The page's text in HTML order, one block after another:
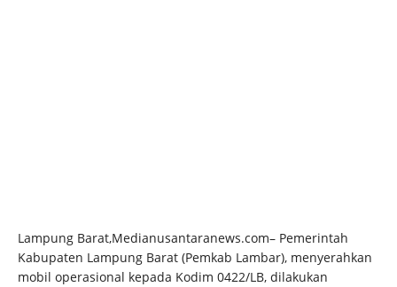
Lampung Barat,Medianusantaranews.com– Pemerintah
Kabupaten Lampung Barat (Pemkab Lambar), menyerahkan
mobil operasional kepada Kodim 0422/LB, dilakukan